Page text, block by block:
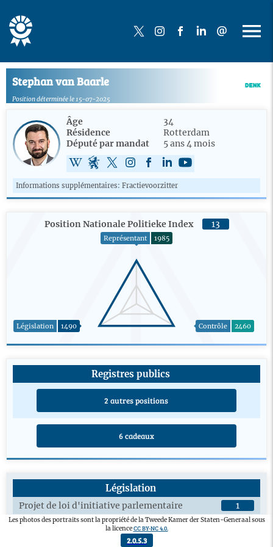
Stephan van Baarle
Position déterminée le 15-07-2025
Âge
34
Résidence
Rotterdam
Député par mandat
5 ans 4 mois
Informations supplémentaires: Fractievoorzitter
Position Nationale Politieke Index 13
Législation 1490
Représentant 1985
Contrôle 2460
Registres publics
2 autres positions
6 cadeaux
Législation
Projet de loi d'initiative parlementaire
1
Amendement adopté
2
Débats en plénière sur les projets de loi
Les photos des portraits sont la propriété de la Tweede Kamer der Staten-Generaal sous
la licenceCC BY-NC 4.0.
2.0.5.3